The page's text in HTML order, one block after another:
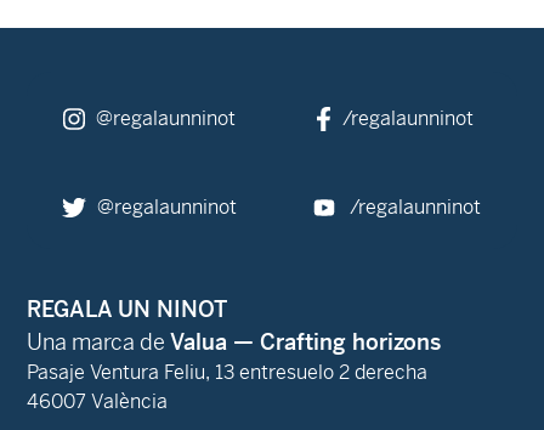
@regalaunninot /regalaunninot
@regalaunninot /regalaunninot
REGALA UN NINOT
Una marca de Valua — Crafting horizons
Pasaje Ventura Feliu, 13 entresuelo 2 derecha
46007 València